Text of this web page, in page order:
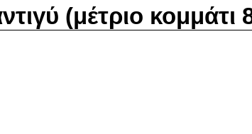
(μέτριο κομμάτι